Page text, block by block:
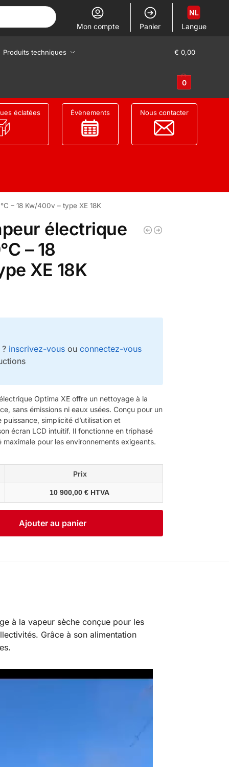
Mon compte Panier Langue
NL
Produits techniques € 0,00
0
éclatées Évènements Nous contacter
– 18 Kw/400v – type XE 18K
électrique
– 18
XE 18K
inscrivez-vousou connectez-vous
Optima XE offre un nettoyage à la
sans émissions ni eaux usées. Conçu pour un
simplicité d’utilisation et
écran LCD intuitif. Il fonctionne en triphasé
pour les environnements exigeants.
Prix
10 900,00 € HTVA
Ajouter au panier
à la vapeur sèche conçue pour les
Grâce à son alimentation